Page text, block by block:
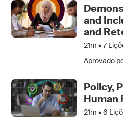
and
and
21m •7
Aprovado
Policy,
Human
21m •6